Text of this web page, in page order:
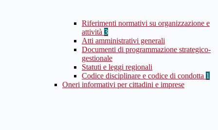
Riferimenti normativi su organizzazione e
attività 3
Atti amministrativi generali
Documenti di programmazione strategico-
gestionale
Statuti e leggi regionali
Codice disciplinare e codice di condotta 1
Oneri informativi per cittadini e imprese